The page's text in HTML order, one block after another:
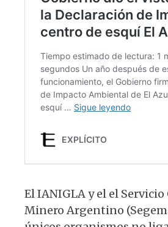
El IANIGLA y el el
Minero Argentino